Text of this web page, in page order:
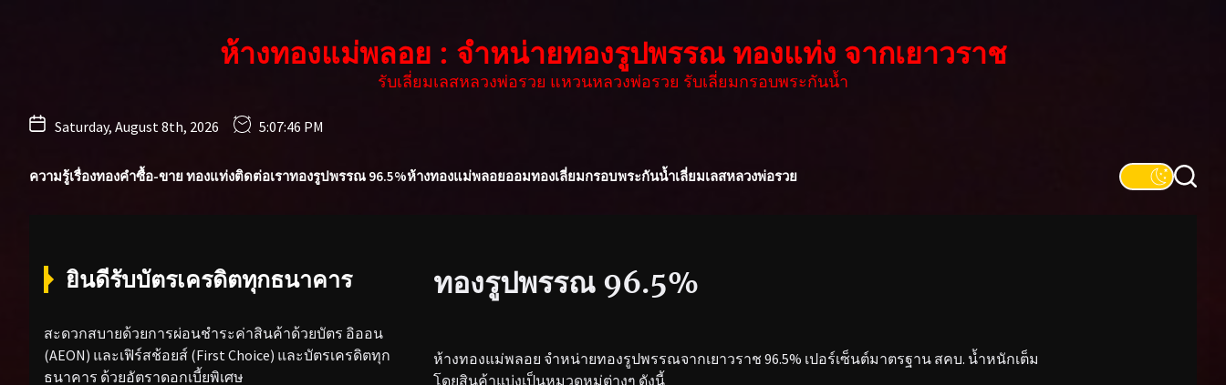
ห้างทองแม่พลอย : จำหน่ายทองรูปพรรณ ทองแท่ง จากเยาวราช
รับเลี่ยมเลสหลวงพ่อรวย แหวนหลวงพ่อรวย รับเลี่ยมกรอบพระกันน้ำ
Saturday, August 8th, 2026 5:07:48 PM
ความรู้เรื่องทองคำซื้อ-ขาย ทองแท่งติดต่อเราทองรูปพรรณ 96.5%ห้างทองแม่พลอยออมทองเลี่ยมกรอบพระกันน้ำเลี่ยมเลสหลวงพ่อรวย
ทองรูปพรรณ 96.5%
ห้างทองแม่พลอย จำหน่ายทองรูปพรรณจากเยาวราช 96.5% เปอร์เซ็นต์มาตรฐาน สคบ. น้ำหนักเต็ม
โดยสินค้าแบ่งเป็นหมวดหมู่ต่างๆ ดังนี้
ยินดีรับบัตรเครดิตทุกธนาคาร
สะดวกสบายด้วยการผ่อนชำระค่าสินค้าด้วยบัตร อิออน
(AEON) และเฟิร์สช้อยส์ (First Choice) และบัตรเครดิตทุก
ธนาคาร ด้วยอัตราดอกเบี้ยพิเศษ